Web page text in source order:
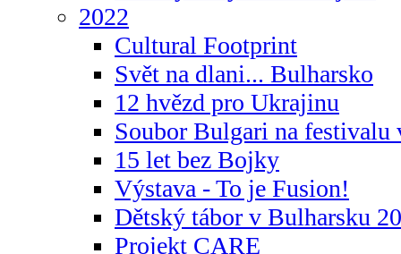
2022
Cultural Footprint
Svět na dlani... Bulharsko
12 hvězd pro Ukrajinu
Soubor Bulgari na festivalu
15 let bez Bojky
Výstava - To je Fusion!
Dětský tábor v Bulharsku
Projekt CARE